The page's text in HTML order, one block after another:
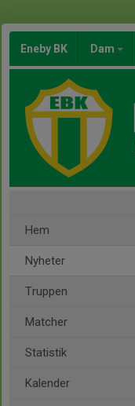
Eneby BK Dam
Hem
Nyheter
Truppen
Matcher
Statistik
Kalender